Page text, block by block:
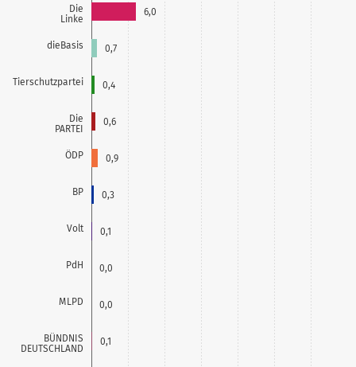
Die
Linke
dieBasis
Tierschutzpartei
Die
PARTEI
ÖDP
BP
Volt
PdH
MLPD
BÜNDNIS
DEUTSCHLAND
6,0
0,7
0,4
0,6
0,9
0,3
0,1
0,0
0,0
0,1